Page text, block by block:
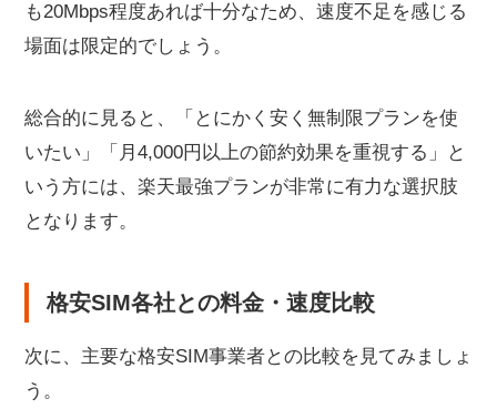
も20Mbps程度あれば十分なため、速度不足を感じる
場面は限定的でしょう。
総合的に見ると、「とにかく安く無制限プランを使
いたい」「月4,000円以上の節約効果を重視する」と
いう方には、楽天最強プランが非常に有力な選択肢
となります。
格安SIM各社との料金・速度比較
次に、主要な格安SIM事業者との比較を見てみましょ
う。